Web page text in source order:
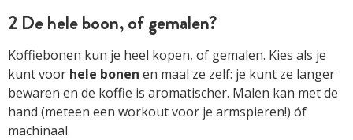
2 De hele boon, of gemalen?
Koffiebonen kun je heel kopen, of gemalen. Kies als je
kunt voor hele bonen en maal ze zelf: je kunt ze langer
bewaren en de koffie is aromatischer. Malen kan met de
hand (meteen een workout voor je armspieren!) óf
machinaal.